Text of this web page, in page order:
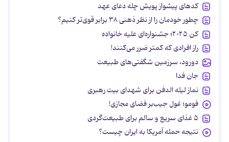
کدهای پیشواز پویش چله دعای عهد
چطور خودمان را از نظر ذهنی ۳۸ برابر قوی‌تر کنیم؟
کن ۲۰۲۵؛ جشنواره‌ای علیه خانواده
راز افرادی که کمتر ضرر می‌کنند!
دورود، سرزمین شگفتی‌های طبیعت
جان فدا
نماز لیله الدفن برای شهدای بیت رهبری
فومو؛ غول جیب‌بر فضای مجازی!
۵ غذای سریع و سالم برای طبیعت‌گردی
نتیجه حمله آمریکا به ایران چیست؟